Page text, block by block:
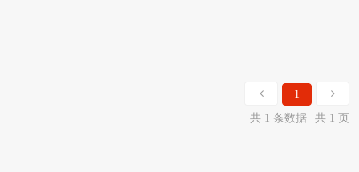
1
共 1 条数据
共 1 页